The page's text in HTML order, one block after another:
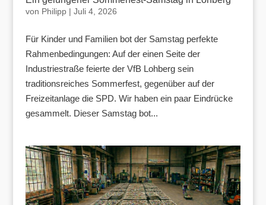
von Philipp| Juli 4, 2026
Für Kinder und Familien bot der Samstag perfekte
Rahmenbedingungen: Auf der einen Seite der
Industriestraße feierte der VfB Lohberg sein
traditionsreiches Sommerfest, gegenüber auf der
Freizeitanlage die SPD. Wir haben ein paar Eindrücke
gesammelt. Dieser Samstag bot...